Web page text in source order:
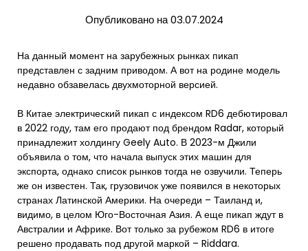
Опубликовано на 03.07.2024
На данный момент на зарубежных рынках пикап
представлен с задним приводом. А вот на родине модель
недавно обзавелась двухмоторной версией.
В Китае электрический пикап с индексом RD6 дебютировал
в 2022 году, там его продают под брендом Radar, который
принадлежит холдингу Geely Auto. В 2023-м Джили
объявила о том, что начала выпуск этих машин для
экспорта, однако список рынков тогда не озвучили. Теперь
же он известен. Так, грузовичок уже появился в некоторых
странах Латинской Америки. На очереди – Таиланд и,
видимо, в целом Юго-Восточная Азия. А еще пикап ждут в
Австралии и Африке. Вот только за рубежом RD6 в итоге
решено продавать под другой маркой – Riddara.